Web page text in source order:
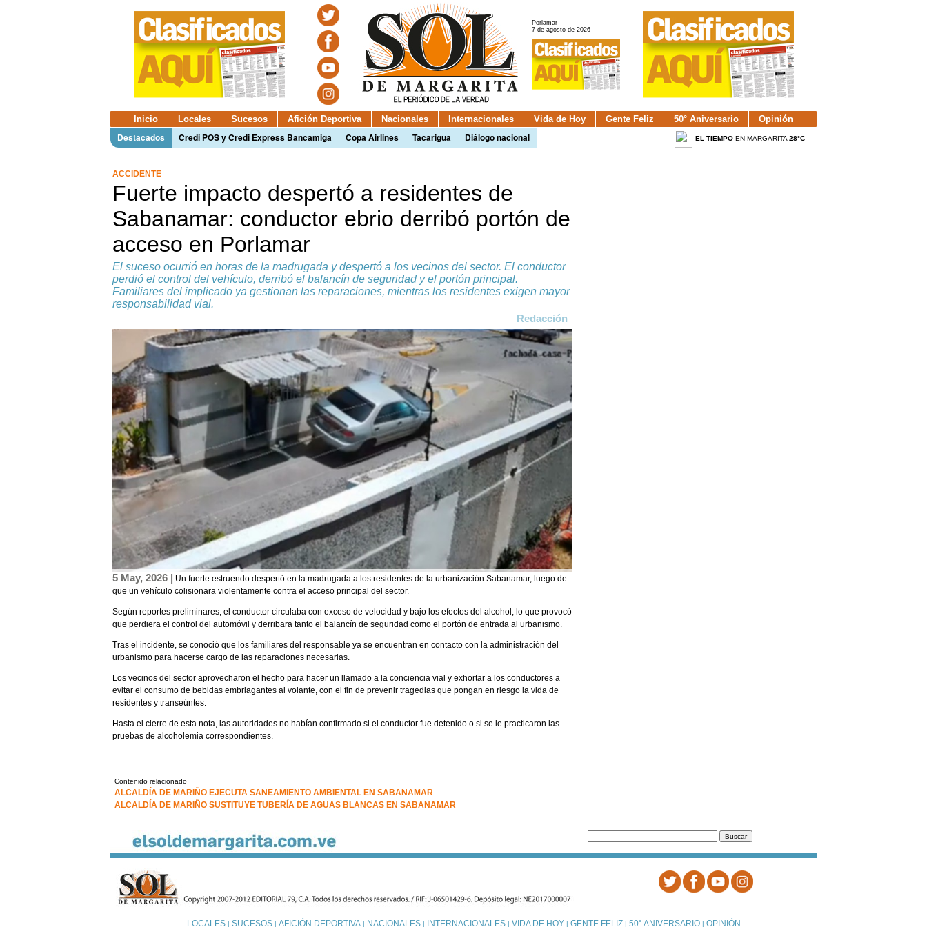
Porlamar
7 de agosto de 2026
Inicio Locales Sucesos Afición Deportiva Nacionales Internacionales Vida de Hoy Gente Feliz 50° Aniversario Opinión
Destacados Credi POS y Credi Express Bancamiga Copa Airlines Tacarigua Diálogo nacional EL TIEMPOEN MARGARITA 28°C
ACCIDENTE
Fuerte impacto despertó a residentes de
Sabanamar: conductor ebrio derribó portón de
acceso en Porlamar
El suceso ocurrió en horas de la madrugada y despertó a los vecinos del sector. El conductor
perdió el control del vehículo, derribó el balancín de seguridad y el portón principal.
Familiares del implicado ya gestionan las reparaciones, mientras los residentes exigen mayor
responsabilidad vial.
Redacción
5 May, 2026 | Un fuerte estruendo despertó en la madrugada a los residentes de la urbanización Sabanamar, luego de
que un vehículo colisionara violentamente contra el acceso principal del sector.
Según reportes preliminares, el conductor circulaba con exceso de velocidad y bajo los efectos del alcohol, lo que provocó
que perdiera el control del automóvil y derribara tanto el balancín de seguridad como el portón de entrada al urbanismo.
Tras el incidente, se conoció que los familiares del responsable ya se encuentran en contacto con la administración del
urbanismo para hacerse cargo de las reparaciones necesarias.
Los vecinos del sector aprovecharon el hecho para hacer un llamado a la conciencia vial y exhortar a los conductores a
evitar el consumo de bebidas embriagantes al volante, con el fin de prevenir tragedias que pongan en riesgo la vida de
residentes y transeúntes.
Hasta el cierre de esta nota, las autoridades no habían confirmado si el conductor fue detenido o si se le practicaron las
pruebas de alcoholemia correspondientes.
Contenido relacionado
ALCALDÍA DE MARIÑO EJECUTA SANEAMIENTO AMBIENTAL EN SABANAMAR
ALCALDÍA DE MARIÑO SUSTITUYE TUBERÍA DE AGUAS BLANCAS EN SABANAMAR
LOCALES| SUCESOS| AFICIÓN DEPORTIVA| NACIONALES| INTERNACIONALES| VIDA DE HOY | GENTE FELIZ| 50° ANIVERSARIO| OPINIÓN